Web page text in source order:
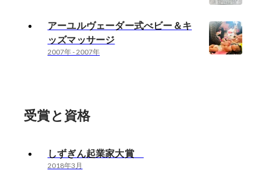
アーユルヴェーダー式べビー＆キ
ッズマッサージ
2007年-2007年
受賞と資格
しずぎん起業家大賞
2018年3月